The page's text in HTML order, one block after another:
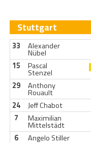
Stuttgart
33 Alexander
Nübel
15
Pascal
Stenzel
29
Anthony
Rouault
24
Jeff Chabot
7
Maximilian
Mittelstädt
6
Angelo Stiller